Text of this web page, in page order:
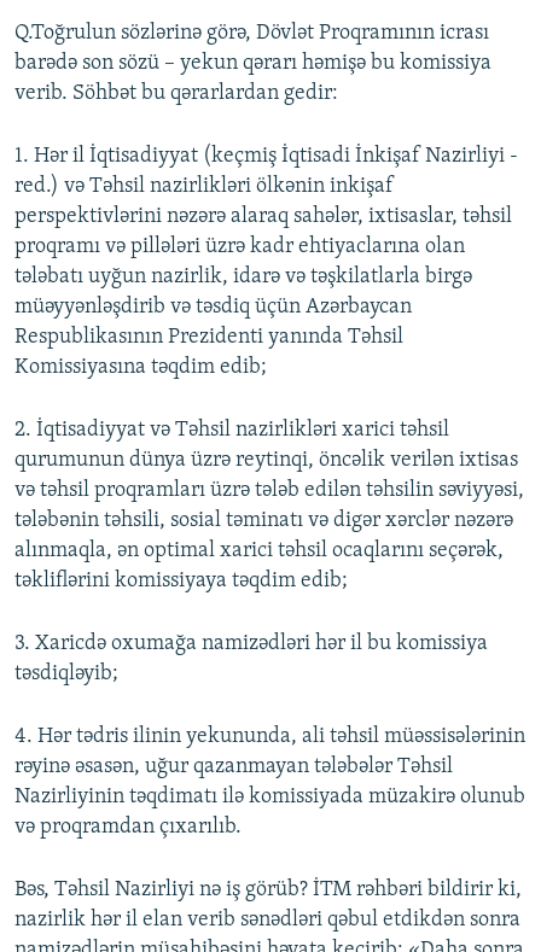
Q.Toğrulun sözlərinə görə, Dövlət Proqramının icrası
barədə son sözü – yekun qərarı həmişə bu komissiya
verib. Söhbət bu qərarlardan gedir:
1. Hər il İqtisadiyyat (keçmiş İqtisadi İnkişaf Nazirliyi -
red.) və Təhsil nazirlikləri ölkənin inkişaf
perspektivlərini nəzərə alaraq sahələr, ixtisaslar, təhsil
proqramı və pillələri üzrə kadr ehtiyaclarına olan
tələbatı uyğun nazirlik, idarə və təşkilatlarla birgə
müəyyənləşdirib və təsdiq üçün Azərbaycan
Respublikasının Prezidenti yanında Təhsil
Komissiyasına təqdim edib;
2. İqtisadiyyat və Təhsil nazirlikləri xarici təhsil
qurumunun dünya üzrə reytinqi, öncəlik verilən ixtisas
və təhsil proqramları üzrə tələb edilən təhsilin səviyyəsi,
tələbənin təhsili, sosial təminatı və digər xərclər nəzərə
alınmaqla, ən optimal xarici təhsil ocaqlarını seçərək,
təkliflərini komissiyaya təqdim edib;
3. Xaricdə oxumağa namizədləri hər il bu komissiya
təsdiqləyib;
4. Hər tədris ilinin yekununda, ali təhsil müəssisələrinin
rəyinə əsasən, uğur qazanmayan tələbələr Təhsil
Nazirliyinin təqdimatı ilə komissiyada müzakirə olunub
və proqramdan çıxarılıb.
Bəs, Təhsil Nazirliyi nə iş görüb? İTM rəhbəri bildirir ki,
nazirlik hər il elan verib sənədləri qəbul etdikdən sonra